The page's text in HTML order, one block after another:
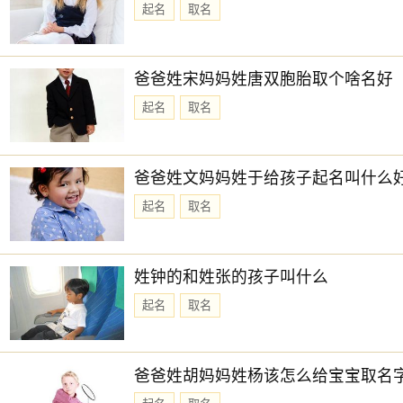
起名 取名
爸爸姓宋妈妈姓唐双胞胎取个啥名好
起名 取名
爸爸姓文妈妈姓于给孩子起名叫什么
起名 取名
姓钟的和姓张的孩子叫什么
起名 取名
爸爸姓胡妈妈姓杨该怎么给宝宝取名